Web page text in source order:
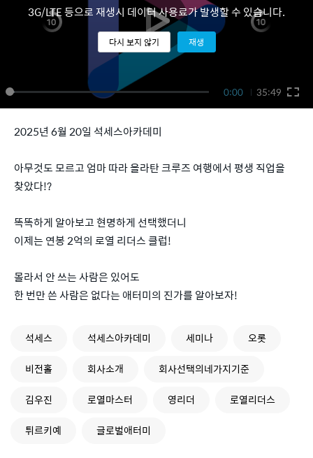
0:00 35:49
3G/LTE 등으로 재생시 데이터 사용료가 발생할 수 있습니다.
다시 보지 않기 재생
2025년 6월 20일 석세스아카데미
아무것도 모르고 엄마 따라 올라탄 크루즈 여행에서 평생 직업을
찾았다!?
똑똑하게 알아보고 현명하게 선택했더니
이제는 연봉 2억의 로열 리더스 클럽!
몰라서 안 쓰는 사람은 있어도
한 번만 쓴 사람은 없다는 애터미의 진가를 알아보자!
석세스 석세스아카데미 세미나
오롯
비전홀
회사소개
회사선택의네가지기준
김우진
로열마스터 영리더
로열리더스
튀르키예
글로벌애터미